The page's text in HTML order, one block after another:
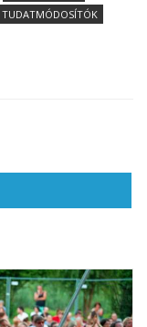
TUDATMÓDOSÍTÓK